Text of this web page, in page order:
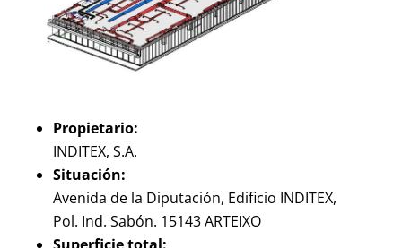
Propietario:
INDITEX, S.A.
Situación:
Avenida de la Diputación, Edificio INDITEX,
Pol. Ind. Sabón. 15143 ARTEIXO